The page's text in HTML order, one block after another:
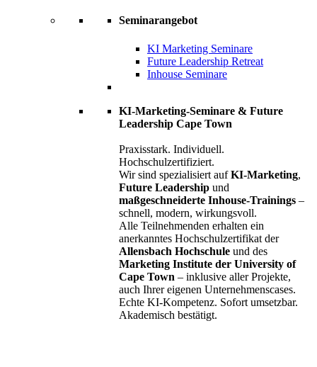
Seminarangebot
KI Marketing Seminare
Future Leadership Retreat
Inhouse Seminare
KI-Marketing-Seminare & Future
Leadership Cape Town
Praxisstark. Individuell.
Hochschulzertifiziert.
Wir sind spezialisiert aufKI-Marketing,
Future Leadership und
maßgeschneiderte Inhouse-Trainings –
schnell, modern, wirkungsvoll.
Alle Teilnehmenden erhalten ein
anerkanntes Hochschulzertifikat der
Allensbach Hochschule und des
Marketing Institute der University of
Cape Town – inklusive aller Projekte,
auch Ihrer eigenen Unternehmenscases.
Echte KI-Kompetenz. Sofort umsetzbar.
Akademisch bestätigt.